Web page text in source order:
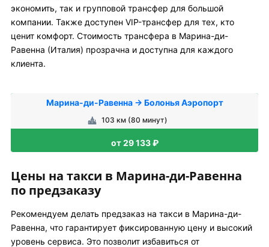
экономить, так и групповой трансфер для большой
компании. Также доступен VIP-трансфер для тех, кто
ценит комфорт. Стоимость трансфера в Марина-ди-
Равенна (Италия) прозрачна и доступна для каждого
клиента.
Марина-ди-Равенна → Болонья Аэропорт
103 км (80 минут)
от 29 133 ₽
Цены на такси в Марина-ди-Равенна
по предзаказу
Рекомендуем делать предзаказ на такси в Марина-ди-
Равенна, что гарантирует фиксированную цену и высокий
уровень сервиса. Это позволит избавиться от